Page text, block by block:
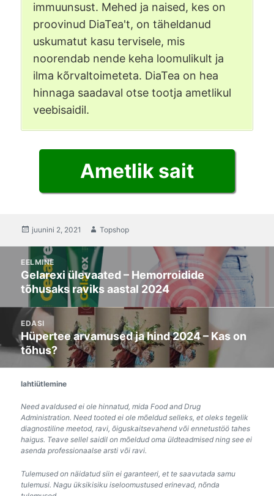
immuunsust. Mehed ja naised, kes on
proovinud DiaTea't, on täheldanud
uskumatut kasu tervisele, mis
noorendab nende keha loomulikult ja
ilma kõrvaltoimeteta. DiaTea on hea
hinnaga saadaval otse tootja ametlikul
veebisaidil.
Ametlik sait
postitatud
juunini 2, 2021 Autor
Topshop
navigation
EELMINE
Eelmine
post:
Gelarexi ülevaated – Hemorroidide
tõhusaks raviks aastal 2024
EDASI
Järgmine
postitus:
Hüpertee arvamused ja hind 2024 – Kas on
tõhus?
lahtiütlemine
Need avaldused ei ole hinnatud, mida Food and Drug
Administration. Need tooted ei ole mõeldud selleks, et oleks tegelik
diagnostiline meetod, ravi, õiguskaitsevahend või ennetustöö tahes
haigus. Teave sellel saidil on mõeldud oma üldteadmised ning see ei
asenda professionaalse arsti või ravi.
Tulemused on näidatud siin ei garanteeri, et te saavutada samu
tulemusi. Nagu üksikisiku iseloomustused erinevad, nõnda